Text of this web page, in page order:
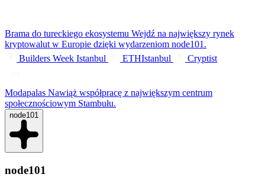
Brama do tureckiego ekosystemu Wejdź na największy rynek
kryptowalut w Europie dzięki wydarzeniom node101.
Builders Week Istanbul
ETHIstanbul Cryptist
Modapalas Nawiąż współpracę z największym centrum
społecznościowym Stambułu.
node101
node101